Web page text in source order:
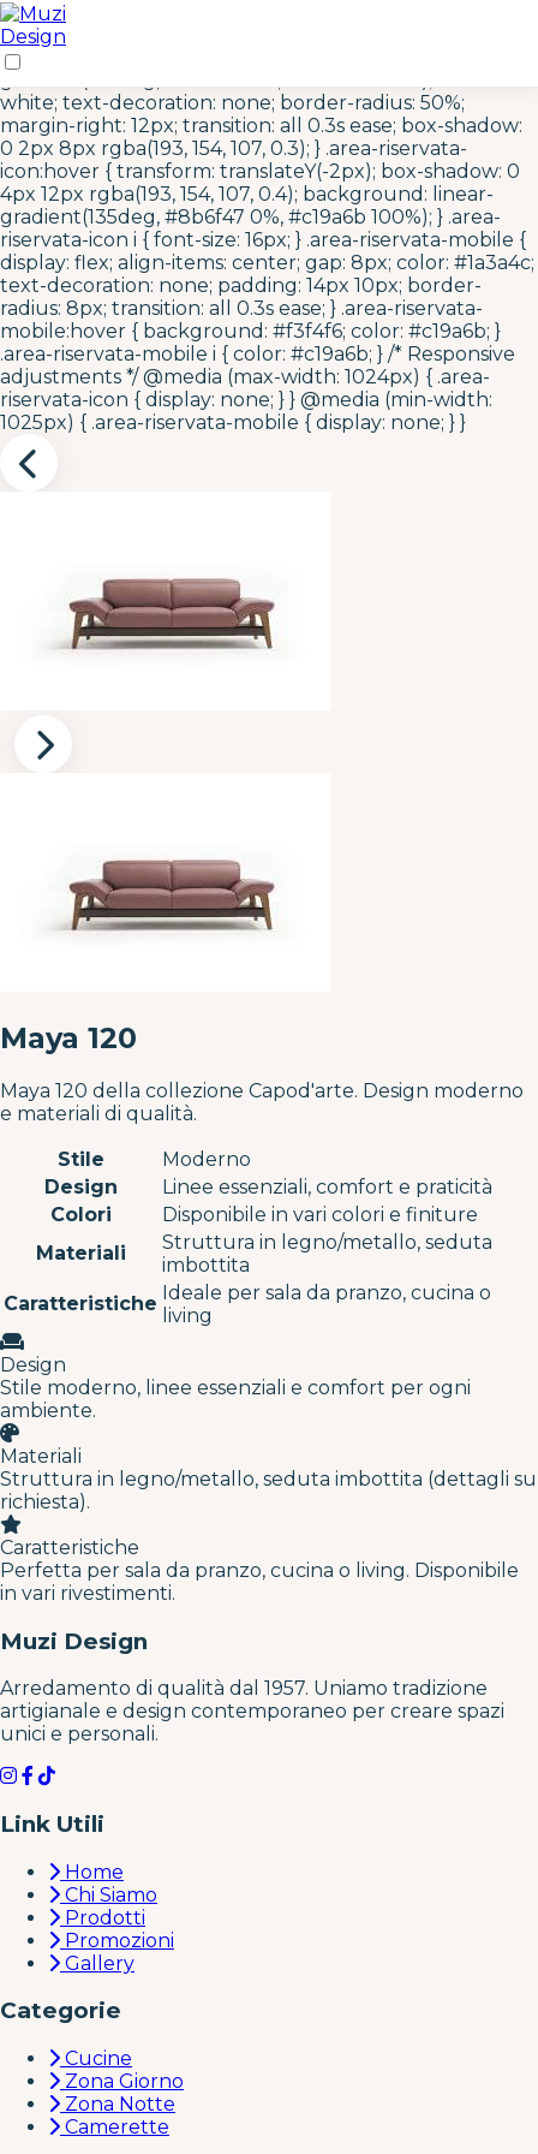
/* Area Riservata Icon Styles */ .area-riservata-icon {
display: inline-flex; align-items: center; justify-content:
center; width: 40px; height: 40px; background: linear-
white; text-decoration: none; border-radius: 50%;
margin-right: 12px; transition: all 0.3s ease; box-shadow:
0 2px 8px rgba(193, 154, 107, 0.3); } .area-riservata-
icon:hover { transform: translateY(-2px); box-shadow: 0
4px 12px rgba(193, 154, 107, 0.4); background: linear-
gradient(135deg, #8b6f47 0%, #c19a6b 100%); } .area-
riservata-icon i { font-size: 16px; } .area-riservata-mobile {
display: flex; align-items: center; gap: 8px; color: #1a3a4c;
text-decoration: none; padding: 14px 10px; border-
radius: 8px; transition: all 0.3s ease; } .area-riservata-
mobile:hover { background: #f3f4f6; color: #c19a6b; }
.area-riservata-mobile i { color: #c19a6b; } /* Responsive
adjustments */ @media (max-width: 1024px) { .area-
riservata-icon { display: none; } } @media (min-width:
1025px) { .area-riservata-mobile { display: none; } }
Maya 120
Maya 120 della collezione Capod'arte. Design moderno
e materiali di qualità.
Stile
Moderno
Design
Linee essenziali, comfort e praticità
Colori
Disponibile in vari colori e finiture
Materiali
Struttura in legno/metallo, seduta
imbottita
Caratteristiche Ideale per sala da pranzo, cucina o
living
Design
Stile moderno, linee essenziali e comfort per ogni
ambiente.
Materiali
Struttura in legno/metallo, seduta imbottita (dettagli su
richiesta).
Caratteristiche
Perfetta per sala da pranzo, cucina o living. Disponibile
in vari rivestimenti.
Muzi Design
Arredamento di qualità dal 1957. Uniamo tradizione
artigianale e design contemporaneo per creare spazi
unici e personali.
Link Utili
Home
Chi Siamo
Prodotti
Promozioni
Gallery
Categorie
Cucine
Zona Giorno
Zona Notte
Camerette